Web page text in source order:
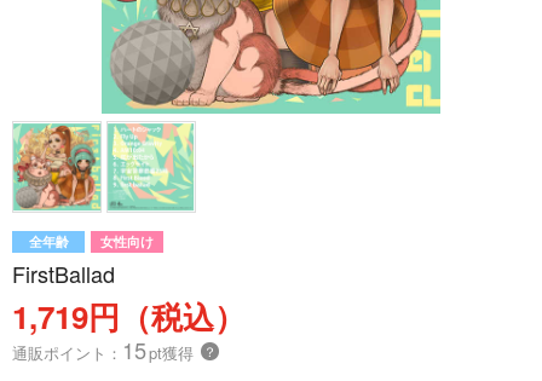
全年齢 女性向け
FirstBallad
1,719円（税込）
通販ポイント： 15pt獲得 ？